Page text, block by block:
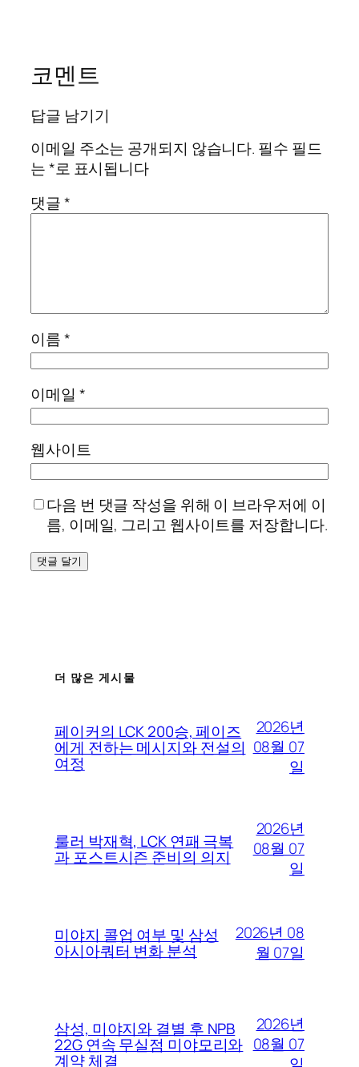
코멘트
답글 남기기
이메일 주소는 공개되지 않습니다. 필수 필드
는*로 표시됩니다
댓글*
이름*
이메일 *
웹사이트
다음 번 댓글 작성을 위해 이 브라우저에 이
름, 이메일, 그리고 웹사이트를 저장합니다.
더 많은 게시물
페이커의 LCK 200승, 페이즈
에게 전하는 메시지와 전설의
여정
2026년
08월 07
일
룰러 박재혁, LCK 연패 극복
과 포스트시즌 준비의 의지
2026년
08월 07
일
미야지 콜업 여부 및 삼성
아시아쿼터 변화 분석
2026년 08
월 07일
삼성, 미야지와 결별 후 NPB
22G 연속 무실점 미야모리와
계약 체결
2026년
08월 07